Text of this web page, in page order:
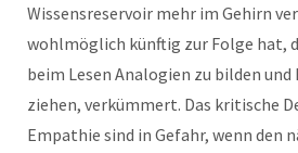
Wissensreservoir mehr im Gehirn
wohlmöglich künftig zur Folge hat,
beim Lesen Analogien zu bilden und
ziehen, verkümmert. Das kritische
Empathie sind in Gefahr, wenn den